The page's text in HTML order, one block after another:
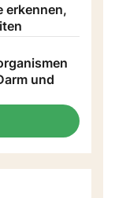
erkennen,
und